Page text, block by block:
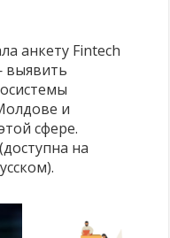
анкету Fintech
выявить
и
сфере.
(доступна на